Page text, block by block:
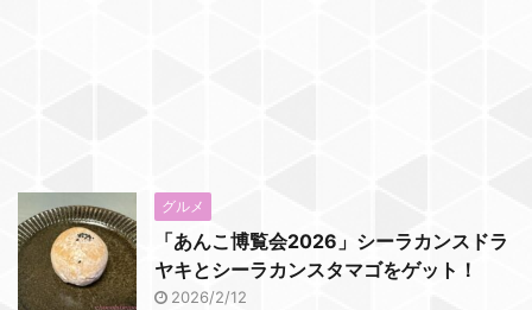
グルメ
「あんこ博覧会2026」シーラカンスドラ
ヤキとシーラカンスタマゴをゲット！
2026/2/12